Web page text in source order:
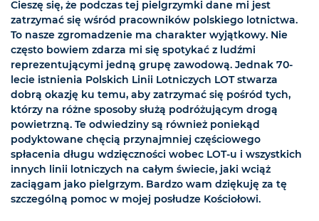
Cieszę się, że podczas tej pielgrzymki dane mi jest
zatrzymać się wśród pracowników polskiego lotnictwa.
To nasze zgromadzenie ma charakter wyjątkowy. Nie
często bowiem zdarza mi się spotykać z ludźmi
reprezentującymi jedną grupę zawodową. Jednak 70-
lecie istnienia Polskich Linii Lotniczych LOT stwarza
dobrą okazję ku temu, aby zatrzymać się pośród tych,
którzy na różne sposoby służą podróżującym drogą
powietrzną. Te odwiedziny są również poniekąd
podyktowane chęcią przynajmniej częściowego
spłacenia długu wdzięczności wobec LOT-u i wszystkich
innych linii lotniczych na całym świecie, jaki wciąż
zaciągam jako pielgrzym. Bardzo wam dziękuję za tę
szczególną pomoc w mojej posłudze Kościołowi.